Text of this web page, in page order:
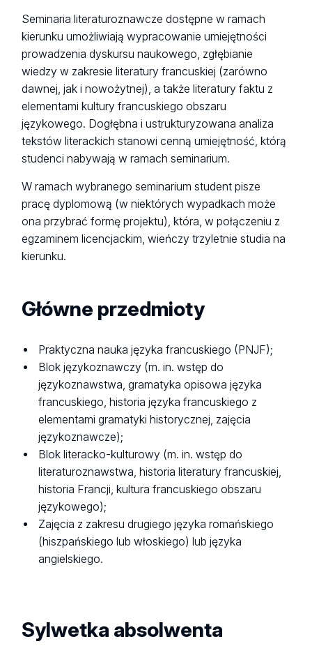
Seminaria literaturoznawcze dostępne w ramach
kierunku umożliwiają wypracowanie umiejętności
prowadzenia dyskursu naukowego, zgłębianie
wiedzy w zakresie literatury francuskiej (zarówno
dawnej, jak i nowożytnej), a także literatury faktu z
elementami kultury francuskiego obszaru
językowego. Dogłębna i ustrukturyzowana analiza
tekstów literackich stanowi cenną umiejętność, którą
studenci nabywają w ramach seminarium.
W ramach wybranego seminarium student pisze
pracę dyplomową (w niektórych wypadkach może
ona przybrać formę projektu), która, w połączeniu z
egzaminem licencjackim, wieńczy trzyletnie studia na
kierunku.
Główne przedmioty
Praktyczna nauka języka francuskiego (PNJF);
Blok językoznawczy (m. in. wstęp do
językoznawstwa, gramatyka opisowa języka
francuskiego, historia języka francuskiego z
elementami gramatyki historycznej, zajęcia
językoznawcze);
Blok literacko-kulturowy (m. in. wstęp do
literaturoznawstwa, historia literatury francuskiej,
historia Francji, kultura francuskiego obszaru
językowego);
Zajęcia z zakresu drugiego języka romańskiego
(hiszpańskiego lub włoskiego) lub języka
angielskiego.
Sylwetka absolwenta